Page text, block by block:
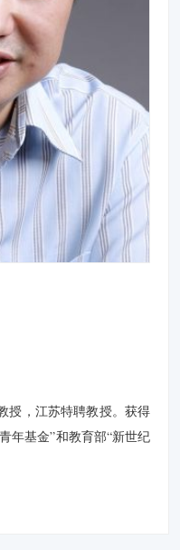
授，江苏特聘教授。获得
年基金”和教育部“新世纪